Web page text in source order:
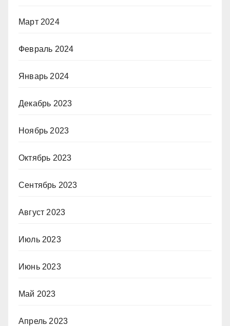
Март 2024
Февраль 2024
Январь 2024
Декабрь 2023
Ноябрь 2023
Октябрь 2023
Сентябрь 2023
Август 2023
Июль 2023
Июнь 2023
Май 2023
Апрель 2023